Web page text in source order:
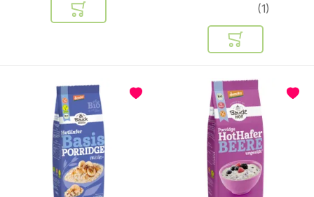
In den Warenkorb 1
In den